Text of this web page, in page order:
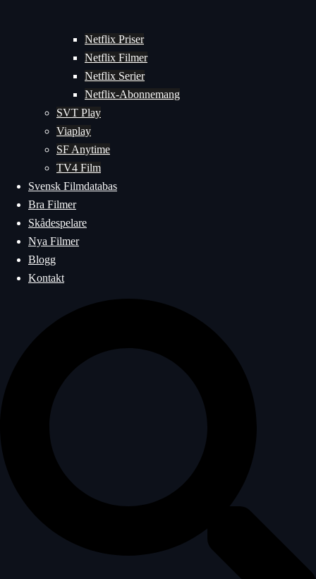
Netflix Priser
Netflix Filmer
Netflix Serier
Netflix-Abonnemang
SVT Play
Viaplay
SF Anytime
TV4 Film
Svensk Filmdatabas
Bra Filmer
Skådespelare
Nya Filmer
Blogg
Kontakt